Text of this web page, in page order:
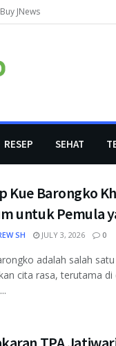
Buy JNews
RESEP SEHAT
Kue Barongko
untuk Pemula
SH JULY 3, 2026 0
adalah salah
cita rasa, terutama